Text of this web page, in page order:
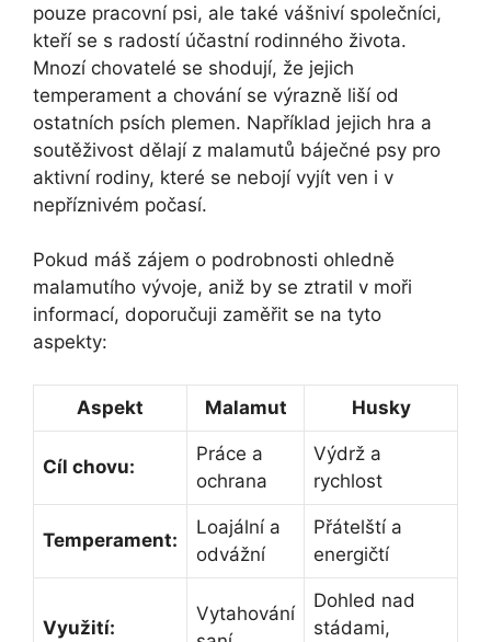
pouze pracovní psi, ale také vášniví společníci,
kteří se s radostí účastní rodinného života.
Mnozí chovatelé se shodují, že jejich
temperament a chování se výrazně liší od
ostatních psích plemen. Například jejich hra a
soutěživost dělají z malamutů báječné psy pro
aktivní rodiny, které se nebojí vyjít ven i v
nepříznivém počasí.
Pokud máš zájem o podrobnosti ohledně
malamutího vývoje, aniž by se ztratil v moři
informací, doporučuji zaměřit se na tyto
aspekty:
Aspekt Malamut Husky
Cíl chovu:
Práce a
ochrana
Výdrž a
rychlost
Temperament:
Loajální a
odvážní
Přátelští a
energičtí
Využití:
Vytahování
Dohled nad
stádami,